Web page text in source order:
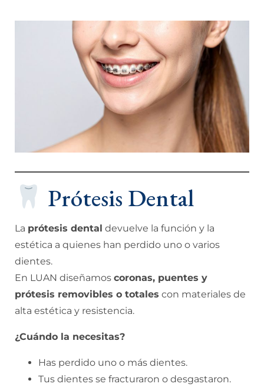
Prótesis Dental
La prótesis dental devuelve la función y la
estética a quienes han perdido uno o varios
dientes.
En LUAN diseñamos coronas, puentes y
prótesis removibles o totales con materiales de
alta estética y resistencia.
¿Cuándo la necesitas?
Has perdido uno o más dientes.
Tus dientes se fracturaron o desgastaron.